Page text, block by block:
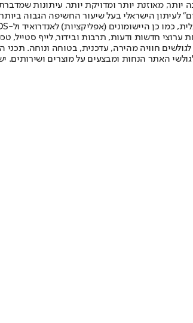
מאוזנת יותר ומדויקת יותר. עיתונות
הראשונה פורסמה ב-30 ביולי 2007, וב-2010 הפך "ישראל היום" לעיתון
חדשות ודעות, תרבות ובידור, לייף סטייל,
לגולשים חוויה מהירה, עדכנית, בטוחה ונוחה.
האתר הנחות ומבצעים על מוצרים ושירותים.